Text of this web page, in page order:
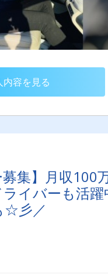
内容を見る
募集】月収
イバーも活
☆彡／